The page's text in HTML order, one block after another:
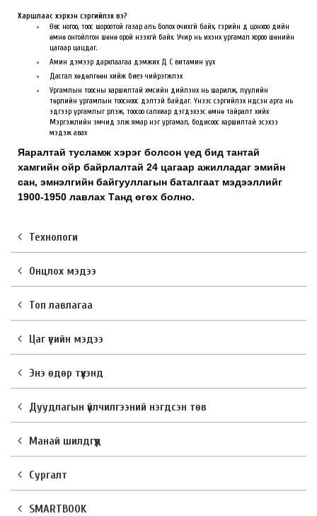
Харшлаас хэрхэн сэргийлэх вэ?
Өвс ногоо, тоос шороотой газар аль болох очихгүй байх, гэрийн үүд цонхоо үдийн
өмнө онгойлгон шөнө орой нээхгүй байх. Учир нь ихэнх ургамал хороо шөнийн
цагаар цацдаг.
Амин дэмээр дархлаагаа дэмжих Д С витамин уух
Дасгал хөдөлгөөн хийж биеэ чийрэгжүүлэх
Ургамлын тоосны харшилтай хүмүүсийн дийлэнх нь шарилж, луулийн
төрлийн ургамлын тоосноос үүдэлтэй байдаг. Үүнээс сэргийлэх үндсэн арга нь
эдгээр ургамлыг үрлэж, тоосоо салхиар дэгдэхээс өмнө тайралт хийх
Мэргэжлийн эмчид үзүүлж ямар нэг ургамал, бодисоос харшилтай эсэхээ
мэдэж авах
Яаралтай тусламж хэрэг болсон үед бид тантай
хамгийн ойр байрлалтай 24 цагаар ажилладаг эмийн
сан, эмнэлгийн байгууллагын баталгаат мэдээллийг
1900-1950 лавлах Танд өгөх болно.
Технологи
Онцлох мэдээ
Топ лавлагаа
Цаг үеийн мэдээ
Энэ өдөр түүхэнд
Дуудлагын үйлчилгээний нэгдсэн төв
Манай шилдгүүд
Сургалт
SMARTBOOK